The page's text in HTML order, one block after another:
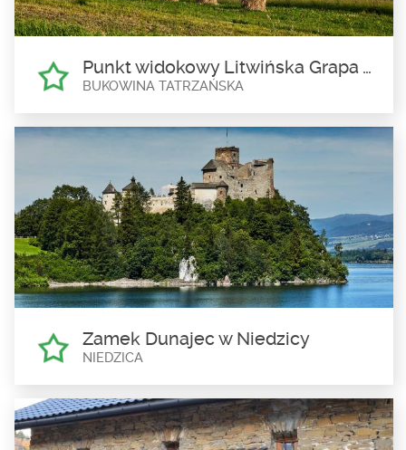
Punkt widokowy Litwińska Grapa w Czarnej Górze
BUKOWINA TATRZAŃSKA
Punkt widokowy Litwińska
Grapa w Czarnej Górze
Bukowina Tatrzańska
Litwińska Grapa to bezleśne wzniesienie Pogórza Spisko-
Gubałowskiego (908 m npm), cieszące...
Zamek Dunajec w Niedzicy
NIEDZICA